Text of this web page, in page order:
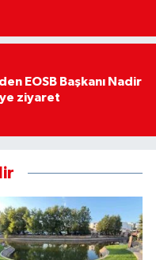
EOSB Başkanı Nadir
ziyaret